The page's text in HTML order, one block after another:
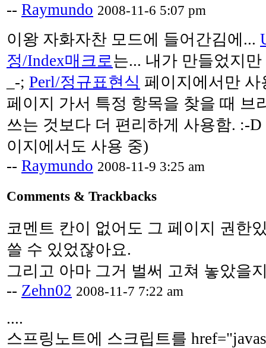
-- Raymundo 2008-11-6 5:07 pm
이왕 자화자찬 모드에 들어간김에...
정/Index매크로는... 내가 만들었지
_-; Perl/정규표현식 페이지에서만
페이지 가서 특정 항목을 찾을 때 브
쓰는 것보다 더 편리하게 사용함. :-
이지에서도 사용 중)
-- Raymundo 2008-11-9 3:25 am
Comments & Trackbacks
코멘트 칸이 없어도 그 페이지 권한
쓸 수 있었잖아요.
그리고 아마 그거 벌써 고쳐 놓았을
-- Zehn02 2008-11-7 7:22 am
....
스프링노트에 스크립트를